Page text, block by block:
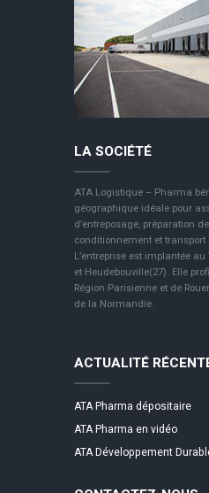
LA SOCIÉTÉ
ATA Logistique – Pharma
géographique idéale pour
d’entreposage, préparation
conditionnement et transport
L’entreprise est implantée
et Heudebouville(27). Elle
Région Parisienne et de
de la Normandie.
ACTUALITÉ
ATA Pharma dépositaire
ATA Pharma en vidéo
ATA Développement